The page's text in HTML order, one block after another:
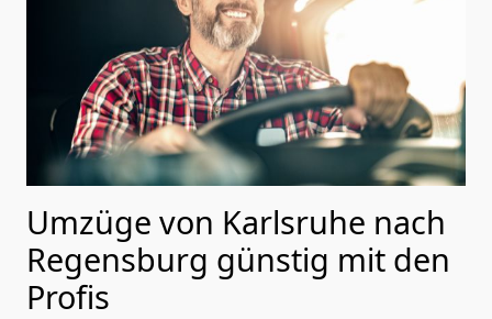
Umzüge von Karlsruhe nach
Regensburg günstig mit den
Profis